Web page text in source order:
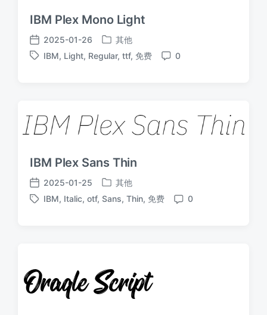
IBM Plex Mono Light
发
布
2025-01-26
发
布
其他
标
IBM, Light, Regular, ttf, 免费
评
0
IBM Plex Sans Thin
发
布
2025-01-25
发
布
其他
标
IBM, Italic, otf, Sans, Thin, 免费
评
0